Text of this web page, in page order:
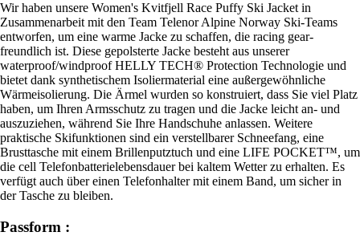
Wir haben unsere Women's Kvitfjell Race Puffy Ski Jacket in
Zusammenarbeit mit den Team Telenor Alpine Norway Ski-Teams
entworfen, um eine warme Jacke zu schaffen, die racing gear-
freundlich ist. Diese gepolsterte Jacke besteht aus unserer
waterproof/windproof HELLY TECH® Protection Technologie und
bietet dank synthetischem Isoliermaterial eine außergewöhnliche
Wärmeisolierung. Die Ärmel wurden so konstruiert, dass Sie viel Platz
haben, um Ihren Armsschutz zu tragen und die Jacke leicht an- und
auszuziehen, während Sie Ihre Handschuhe anlassen. Weitere
praktische Skifunktionen sind ein verstellbarer Schneefang, eine
Brusttasche mit einem Brillenputztuch und eine LIFE POCKET™, um
die cell Telefonbatterielebensdauer bei kaltem Wetter zu erhalten. Es
verfügt auch über einen Telefonhalter mit einem Band, um sicher in
der Tasche zu bleiben.
Passform :